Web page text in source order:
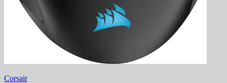
Corsair